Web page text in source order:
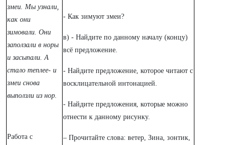
змеи. Мы узнали,
как они
зимовали. Они
заползали в норы
и засыпали. А
стало теплее- и
змеи снова
выползли из нор.
Работа с
- Как зимуют змеи?
в) - Найдите по данному началу (концу)
всё предложение.
- Найдите предложение, которое читают с
восклицательной интонацией.
- Найдите предложения, которые можно
отнести к данному рисунку.
– Прочитайте слова: ветер, Зина, зонтик,